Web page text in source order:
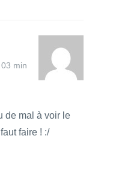
min
de mal à voir le
faire ! :/